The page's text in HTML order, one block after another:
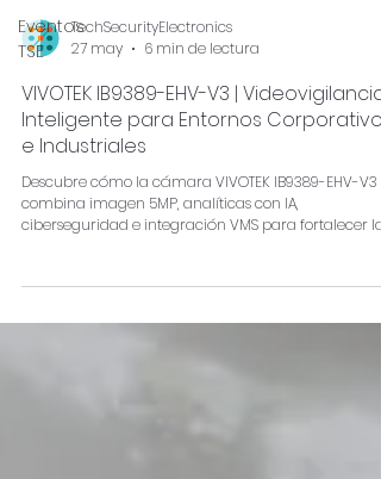
Eventos
TSE
TechSecurityElectronics
27 may
6 min de lectura
VIVOTEK IB9389-EHV-V3 | Videovigilancia
Inteligente para Entornos Corporativos
e Industriales
Descubre cómo la cámara VIVOTEK IB9389-EHV-V3
combina imagen 5MP, analíticas con IA,
ciberseguridad e integración VMS para fortalecer la